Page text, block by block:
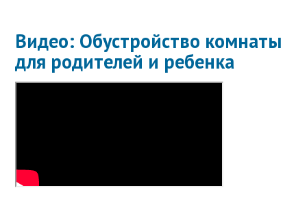
Видео: Обустройство комнаты
для родителей и ребенка